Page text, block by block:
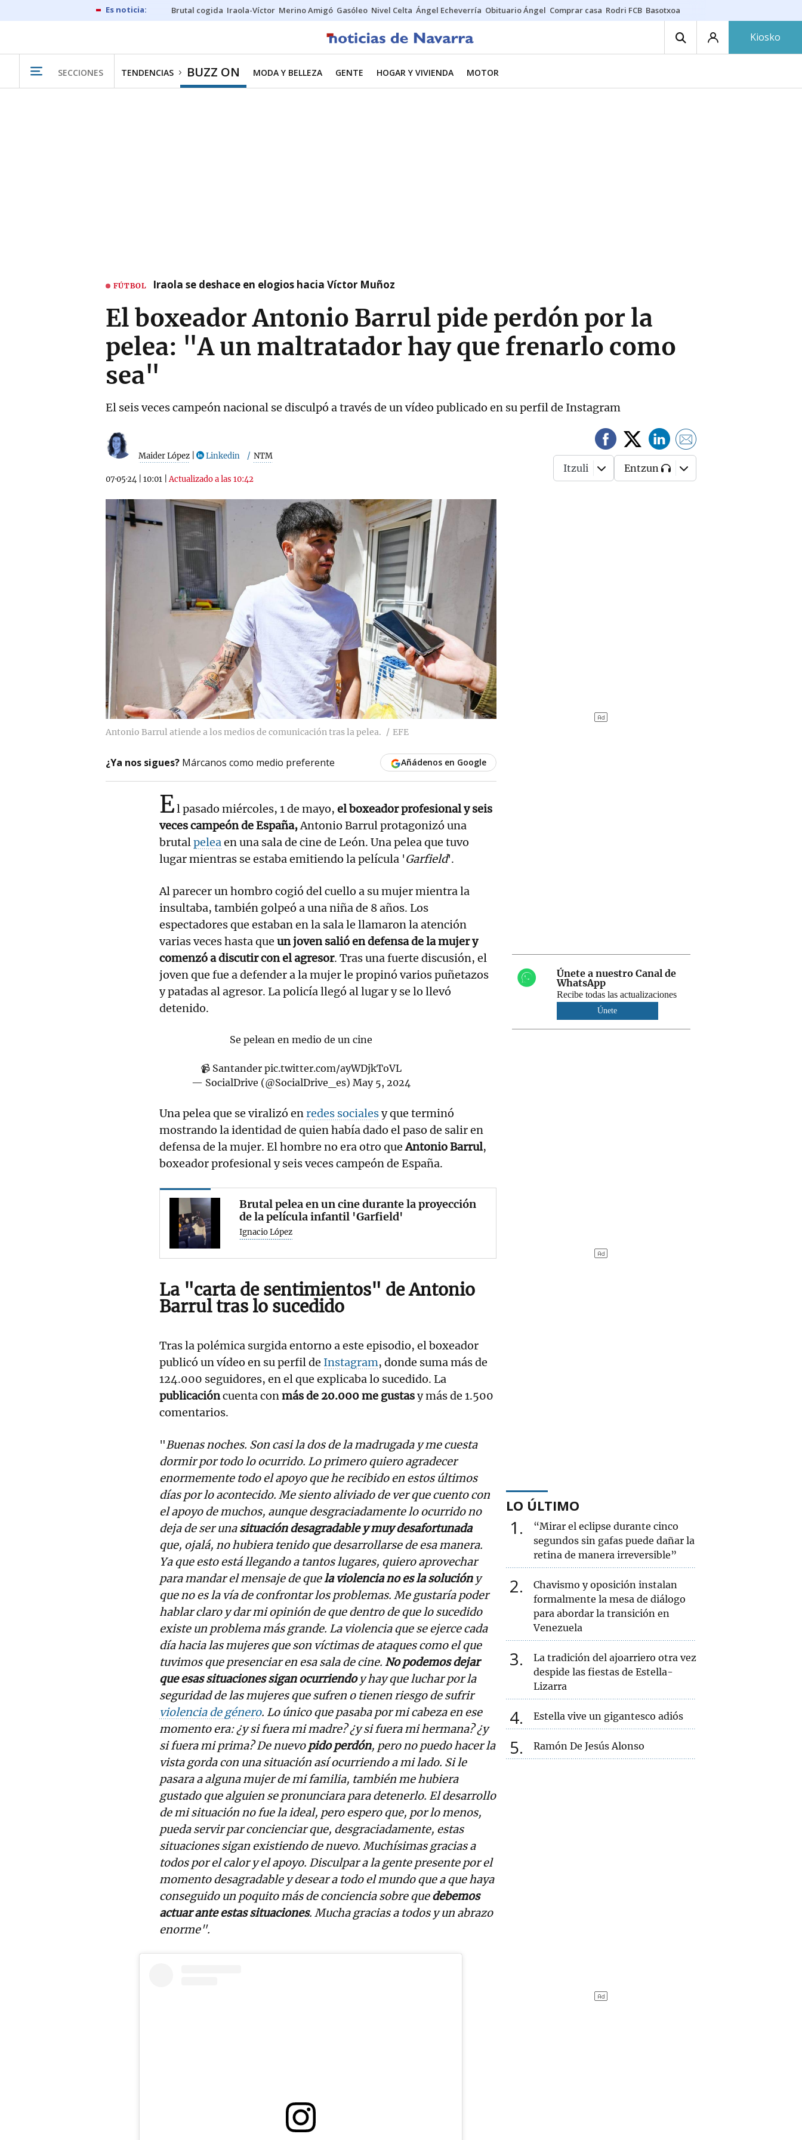
Brutal cogida Iraola-Víctor Merino Amigó Gasóleo Nivel Celta Ángel Echeverría Obituario Ángel Comprar casa Rodri FCB Basotxoa
Kiosko
SECCIONES TENDENCIAS BUZZ ON MODA Y BELLEZA GENTE HOGAR Y VIVIENDA MOTOR
FÚTBOL Iraola se deshace en elogios hacia Víctor Muñoz
El boxeador Antonio Barrul pide perdón por la
pelea: "A un maltratador hay que frenarlo como
sea"
El seis veces campeón nacional se disculpó a través de un vídeo publicado en su perfil de Instagram
Maider López Linkedin NTM
07·05·24 10:01 |Actualizado a las 10:42
Itzuli Entzun
Antonio Barrul atiende a los medios de comunicación tras la pelea. EFE
¿Ya nos sigues? Márcanos como medio preferente Añádenos en Google
El pasado miércoles, 1 de mayo, el boxeador profesional y seis
veces campeón de España,Antonio Barrulprotagonizó una
brutalpeleaen una sala de cine de León. Una pelea que tuvo
lugar mientras se estaba emitiendo la película 'Garfield'.
Al parecer un hombro cogió del cuello a su mujer mientra la
insultaba, también golpeó a una niña de 8 años. Los
espectadores que estaban en la sala le llamaron la atención
varias veces hasta que un joven salió en defensa de la mujer y
comenzó a discutir con el agresor. Tras una fuerte discusión, el
joven que fue a defender a la mujer le propinó varios puñetazos
y patadas al agresor. La policía llegó al lugar y se lo llevó
detenido.
Se pelean en medio de un cine
📹 Santander pic.twitter.com/ayWDjkToVL
— SocialDrive (@SocialDrive_es) May 5, 2024
Una pelea que se viralizó enredes socialesy que terminó
mostrando la identidad de quien había dado el paso de salir en
defensa de la mujer. El hombre no era otro queAntonio Barrul,
boxeador profesional y seis veces campeón de España.
Brutal pelea en un cine durante la proyección
de la película infantil 'Garfield'
Ignacio López
La "carta de sentimientos" de Antonio
Barrul tras lo sucedido
Tras la polémica surgida entorno a este episodio, el boxeador
publicó un vídeo en su perfil de Instagram, donde suma más de
124.000 seguidores, en el que explicaba lo sucedido. La
publicacióncuenta conmás de 20.000 me gustasy más de 1.500
comentarios.
"Buenas noches. Son casi la dos de la madrugada y me cuesta
dormir por todo lo ocurrido. Lo primero quiero agradecer
enormemente todo el apoyo que he recibido en estos últimos
días por lo acontecido. Me siento aliviado de ver que cuento con
el apoyo de muchos, aunque desgraciadamente lo ocurrido no
deja de ser unasituación desagradable y muy desafortunada
que, ojalá, no hubiera tenido que desarrollarse de esa manera.
Ya que esto está llegando a tantos lugares, quiero aprovechar
para mandar el mensaje de quela violencia no es la solución y
que no es la vía de confrontar los problemas. Me gustaría poder
hablar claro y dar mi opinión de que dentro de que lo sucedido
existe un problema más grande. La violencia que se ejerce cada
día hacia las mujeres que son víctimas de ataques como el que
tuvimos que presenciar en esa sala de cine. No podemos dejar
que esas situaciones sigan ocurriendoy hay que luchar por la
seguridad de las mujeres que sufren o tienen riesgo de sufrir
violencia de género. Lo único que pasaba por mi cabeza en ese
momento era: ¿y si fuera mi madre? ¿y si fuera mi hermana? ¿y
si fuera mi prima? De nuevopido perdón, pero no puedo hacer la
vista gorda con una situación así ocurriendo a mi lado. Si le
pasara a alguna mujer de mi familia, también me hubiera
gustado que alguien se pronunciara para detenerlo. El desarrollo
de mi situación no fue la ideal, pero espero que, por lo menos,
pueda servir par concienciar que, desgraciadamente, estas
situaciones sigan existiendo de nuevo. Muchísimas gracias a
todos por el calor y el apoyo. Disculpar a la gente presente por el
momento desagradable y desear a todo el mundo que a que haya
conseguido un poquito más de conciencia sobre quedebemos
actuar ante estas situaciones. Mucha gracias a todos y un abrazo
enorme".
Únete a nuestro Canal de
WhatsApp
Recibe todas las actualizaciones
Únete
LO ÚLTIMO
1
“Mirar el eclipse durante cinco
segundos sin gafas puede dañar la
retina de manera irreversible”
2
Chavismo y oposición instalan
formalmente la mesa de diálogo
para abordar la transición en
Venezuela
3
La tradición del ajoarriero otra vez
despide las fiestas de Estella-
Lizarra
4 Estella vive un gigantesco adiós
5 Ramón De Jesús Alonso